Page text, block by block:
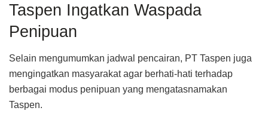
Taspen Ingatkan Waspada
Penipuan
Selain mengumumkan jadwal pencairan, PT Taspen juga
mengingatkan masyarakat agar berhati-hati terhadap
berbagai modus penipuan yang mengatasnamakan
Taspen.